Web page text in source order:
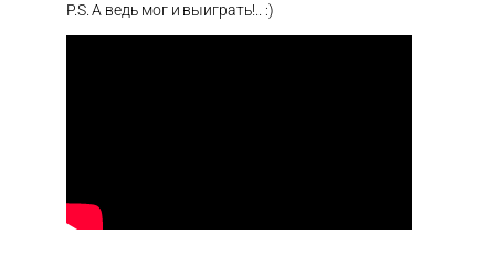
P.S. А ведь мог и выиграть!.. :)